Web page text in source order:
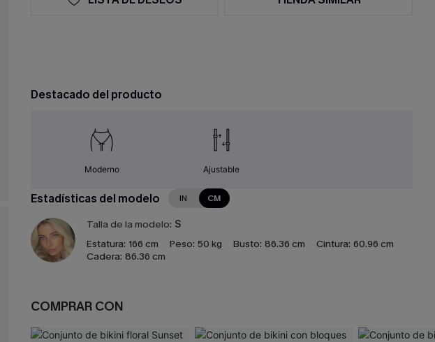
Destacado del producto
Moderno Ajustable
Estadísticas del modelo IN CM
Talla de la modelo: S
Estatura: 166 cm Peso: 50 kg Busto: 86.36 cm Cintura: 60.96 cm
Cadera: 86.36 cm
COMPRAR CON